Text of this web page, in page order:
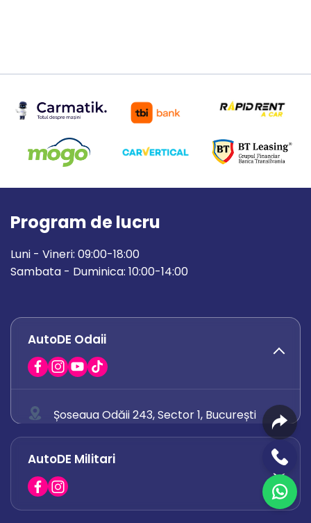
Program de lucru
Luni - Vineri: 09:00-18:00
Sambata - Duminica: 10:00-14:00
AutoDE Odaii
Șoseaua Odăii 243, Sector 1, București
0742 444 194
office.odaii@autode.ro
AutoDE Militari